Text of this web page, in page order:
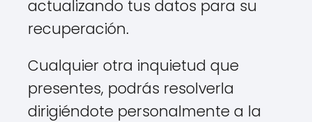
actualizando tus datos para su
recuperación.
Cualquier otra inquietud que
presentes, podrás resolverla
dirigiéndote personalmente a la